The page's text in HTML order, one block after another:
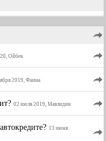
Ойбек
2019, Фаина
02 июля 2019, Мавлидин
13 июня